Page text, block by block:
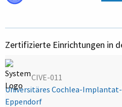
Zertifizierte Einrichtungen in
CIVE-011
Universitäres Cochlea-
Eppendorf